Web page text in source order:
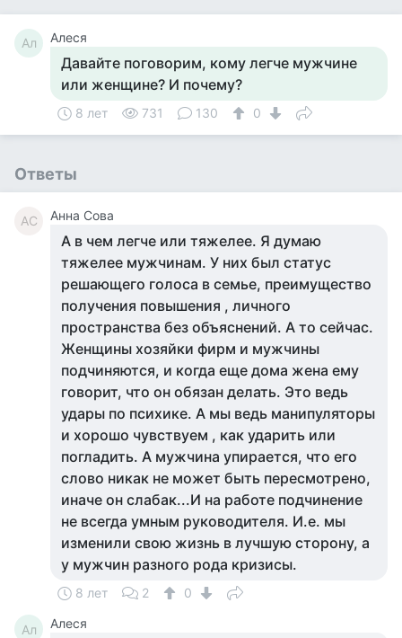
Ал Алеся
Давайте поговорим, кому легче мужчине
или женщине? И почему?
8 лет 731 130 0
Ответы
АС Анна Сова
А в чем легче или тяжелее. Я думаю
тяжелее мужчинам. У них был статус
решающего голоса в семье, преимущество
получения повышения , личного
пространства без объяснений. А то сейчас.
Женщины хозяйки фирм и мужчины
подчиняются, и когда еще дома жена ему
говорит, что он обязан делать. Это ведь
удары по психике. А мы ведь манипуляторы
и хорошо чувствуем , как ударить или
погладить. А мужчина упирается, что его
слово никак не может быть пересмотрено,
иначе он слабак...И на работе подчинение
не всегда умным руководителя. И.е. мы
изменили свою жизнь в лучшую сторону, а
у мужчин разного рода кризисы.
8 лет 2 0
Ал Алеся